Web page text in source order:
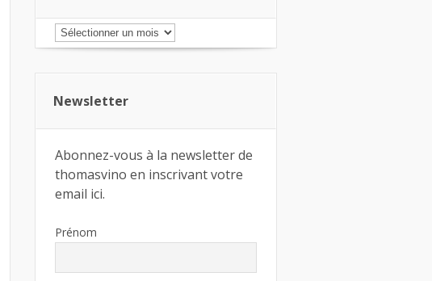
Archives
Newsletter
Abonnez-vous à la newsletter de
thomasvino en inscrivant votre
email ici.
Prénom